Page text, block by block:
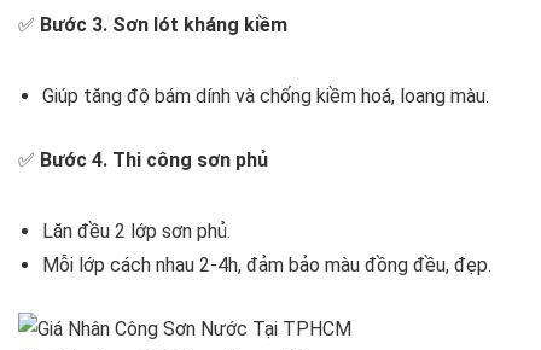
✅ Bước 3. Sơn lót kháng kiềm
Giúp tăng độ bám dính và chống kiềm hoá, loang màu.
✅ Bước 4. Thi công sơn phủ
Lăn đều 2 lớp sơn phủ.
Mỗi lớp cách nhau 2-4h, đảm bảo màu đồng đều, đẹp.